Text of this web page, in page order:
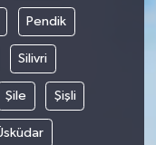
Pendik
Silivri
Şile Şişli